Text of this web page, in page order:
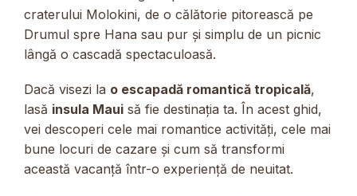
craterului Molokini, de o călătorie pitorească pe
Drumul spre Hana sau pur și simplu de un picnic
lângă o cascadă spectaculoasă.
Dacă visezi la o escapadă romantică tropicală,
lasă insula Maui să fie destinația ta. În acest ghid,
vei descoperi cele mai romantice activități, cele mai
bune locuri de cazare și cum să transformi
această vacanță într-o experiență de neuitat.